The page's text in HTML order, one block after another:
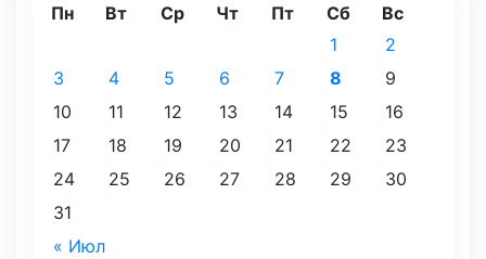
Пн Вт Ср Чт Пт Сб Вс
« Июл
1
2
3
4 5 6 7 8
9
10
11 12 13 14 15
16
17
18 19 20 21 22
23
24
25 26 27 28 29
30
31